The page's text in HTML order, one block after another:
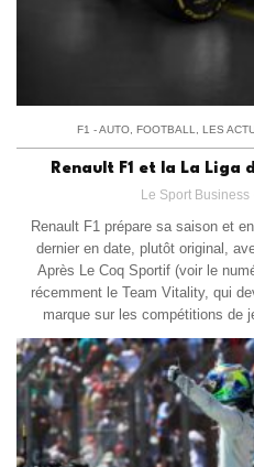
F1 - AUTO, FOOTBALL, LES
Renault F1 et la La
Le Sport Business
Renault F1 prépare sa saison et
dernier en date, plutôt original,
Après Le Coq Sportif (voir le
récemment le Team Vitality, qui
marque sur les compétitions de